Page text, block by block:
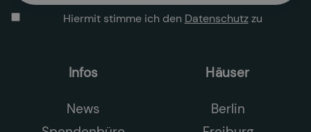
Hiermit stimme ich den Datenschutzzu
Infos
News
Häuser
Berlin